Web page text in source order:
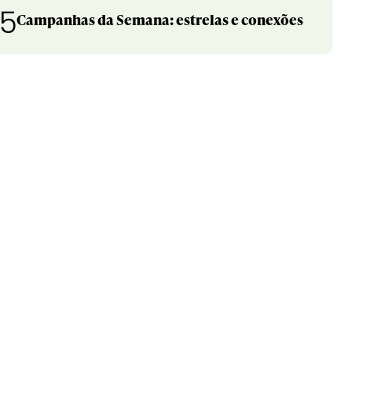
5Campanhas da Semana: estrelas e conexões